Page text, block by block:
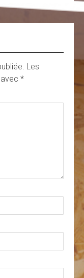
Les
*